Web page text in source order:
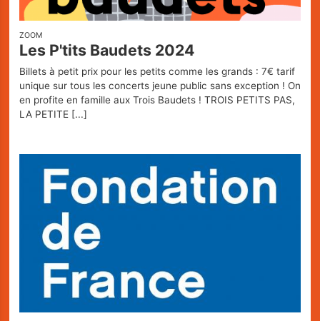
ZOOM
Les P'tits Baudets 2024
Billets à petit prix pour les petits comme les grands : 7€ tarif
unique sur tous les concerts jeune public sans exception ! On
en profite en famille aux Trois Baudets ! TROIS PETITS PAS,
LA PETITE [...]